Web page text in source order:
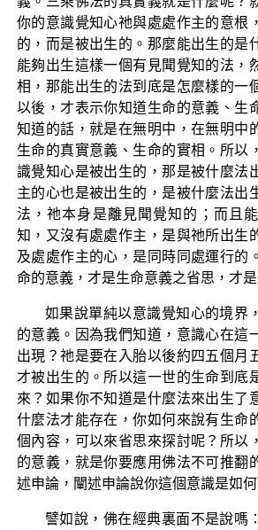
你的意識覺知心祂與處處作主的意根
的，而是被出生的。那麼能出生的是
能夠出生這樣一個有見聞覺知的法，
相，那能出生的法到底是怎麼樣的一
以後，才表示你知道生命的意義、生
知道的話，就是在無明中，在無明中
生命的真實意義、生命的實相。所以
識覺知心是被出生的，那是被什麼法
主的心也是被出生的，是被什麼法出
法，祂本身是離見聞覺知的；而且
知，又沒有處處作主，是與祂所出生
及處處作主的心，是同時同處運行的
命的意義，才是生命意義之省思，才
如果說單純以意識覺知心的境界
的意義。因為我們知道，意識心在這
出現？祂是要在入胎以後約四五個月
才被出生的。所以這一世的生命到底
來？如果你不知道是什麼法來出生了
什麼法才能存在，你如何來說有生命
個內容，可以來省思來探討呢？所以
的意義，就是你要應用佛法不可推翻
述申論，闡述申論說你這個意識是如何
譬如說，佛在經典裏面不是說嗎